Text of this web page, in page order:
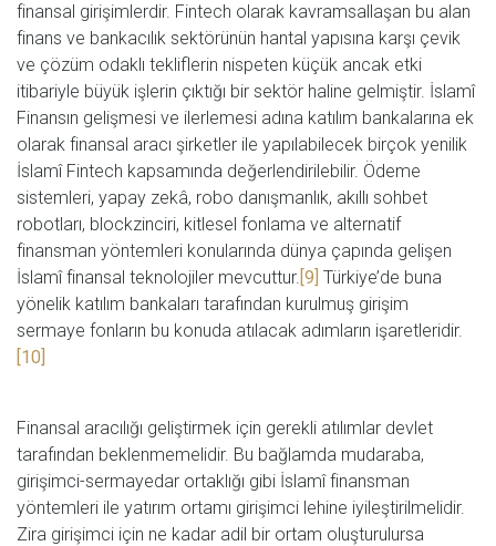
finansal girişimlerdir. Fintech olarak kavramsallaşan bu alan
finans ve bankacılık sektörünün hantal yapısına karşı çevik
ve çözüm odaklı tekliflerin nispeten küçük ancak etki
itibariyle büyük işlerin çıktığı bir sektör haline gelmiştir. İslamî
Finansın gelişmesi ve ilerlemesi adına katılım bankalarına ek
olarak finansal aracı şirketler ile yapılabilecek birçok yenilik
İslamî Fintech kapsamında değerlendirilebilir. Ödeme
sistemleri, yapay zekâ, robo danışmanlık, akıllı sohbet
robotları, blockzinciri, kitlesel fonlama ve alternatif
finansman yöntemleri konularında dünya çapında gelişen
İslamî finansal teknolojiler mevcuttur. [9] Türkiye’de buna
yönelik katılım bankaları tarafından kurulmuş girişim
sermaye fonların bu konuda atılacak adımların işaretleridir.
[10]
Finansal aracılığı geliştirmek için gerekli atılımlar devlet
tarafından beklenmemelidir. Bu bağlamda mudaraba,
girişimci-sermayedar ortaklığı gibi İslamî finansman
yöntemleri ile yatırım ortamı girişimci lehine iyileştirilmelidir.
Zira girişimci için ne kadar adil bir ortam oluşturulursa